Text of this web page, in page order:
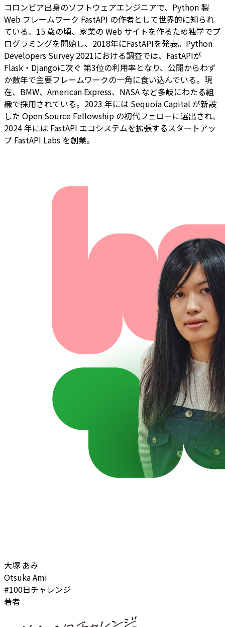
コロンビア出身のソフトウェアエンジニアで、Python 製
Web フレームワーク FastAPI の作者として世界的に知られ
ている。15 歳の頃、家業の Web サイトを作るため独学でプ
ログラミングを開始し、2018年にFastAPIを発表。Python
Developers Survey 2021における調査では、FastAPIが
Flask・Djangoに次ぐ 第3位の利用率となり、公開からわず
か数年で主要フレームワークの一角に食い込んでいる。現
在、BMW、American Express、NASA など多岐にわたる組
織で採用されている。2023 年には Sequoia Capital が新設
した Open Source Fellowship の初代フェローに選出され、
2024 年には FastAPI エコシステムを拡張するスタートアッ
プ FastAPI Labs を創業。
大塚 あみ
Otsuka Ami
#100日チャレンジ
著者